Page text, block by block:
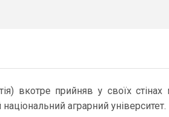
вкотре прийняв у своїх
аграрний університет.